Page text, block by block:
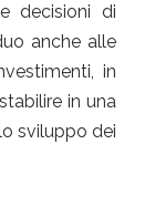
decisioni di
anche alle
in
in una
sviluppo dei